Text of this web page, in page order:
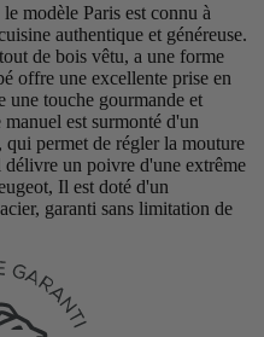
modèle Paris est connu à
authentique et généreuse.
de bois vêtu, a une forme
offre une excellente prise en
une touche gourmande et
est surmonté d'un
permet de régler la mouture
un poivre d'une extrême
Il est doté d'un
garanti sans limitation de